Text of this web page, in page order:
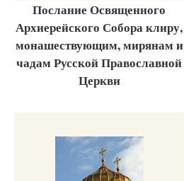
Послание Освященного
Архиерейского Собора клиру,
монашествующим, мирянам и
чадам Русской Православной
Церкви